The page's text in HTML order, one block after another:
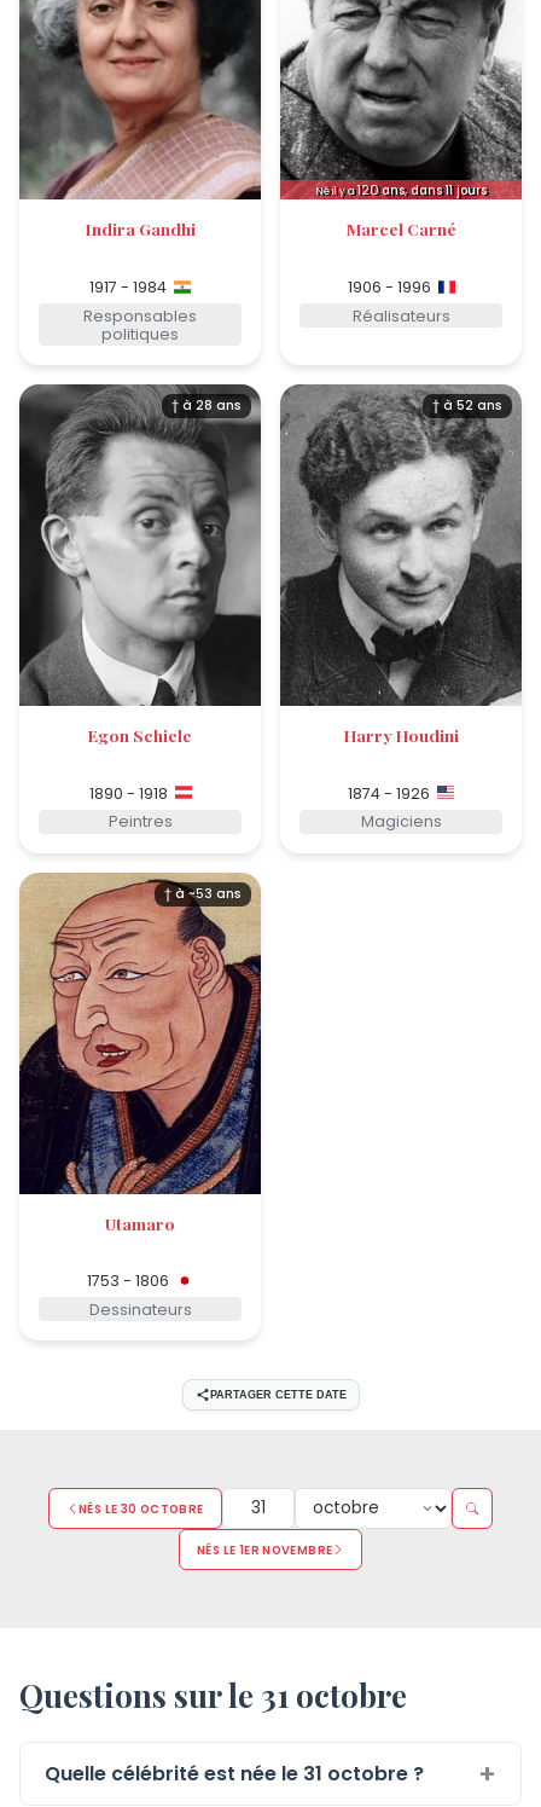
Indira Gandhi
1917 - 1984
Responsables
politiques
Né il y a120ans, dans 11 jours
Marcel Carné
1906 - 1996
Réalisateurs
† à 28 ans
Egon Schiele
1890 - 1918
Peintres
† à 52 ans
Harry Houdini
1874 - 1926
Magiciens
† à ~53 ans
Utamaro
1753 - 1806
Dessinateurs
PARTAGER CETTE DATE
NÉS LE 30 OCTOBRE
NÉS LE 1ER NOVEMBRE
Questions sur le 31 octobre
Quelle célébrité est née le 31 octobre ?